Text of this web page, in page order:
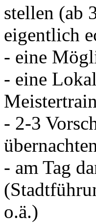
stellen (ab
eigentlich
- eine
- eine
- 2-3
- am Tag
o.ä.)